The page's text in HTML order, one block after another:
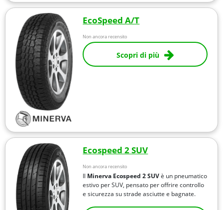
EcoSpeed A/T
Non ancora recensito
Scopri di più
Ecospeed 2 SUV
Non ancora recensito
Il Minerva Ecospeed 2 SUVè un pneumatico
estivo per SUV, pensato per offrire controllo
e sicurezza su strade asciutte e bagnate.